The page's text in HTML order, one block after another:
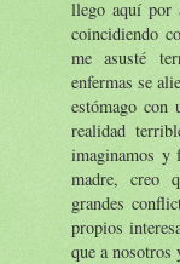
llego aquí por
coincidiendo
me asusté
enfermas se
estómago con
realidad
imaginamos y
madre, creo
grandes
propios
que a